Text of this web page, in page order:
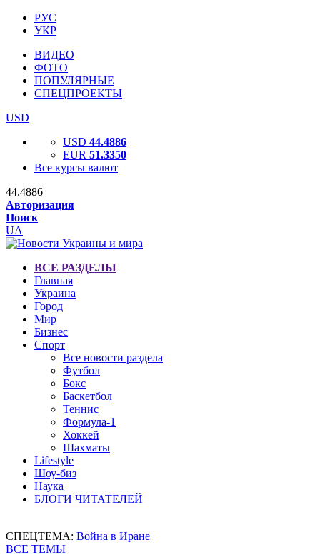
РУС
УКР
ВИДЕО
ФОТО
ПОПУЛЯРНЫЕ
СПЕЦПРОЕКТЫ
USD
USD 44.4886
EUR 51.3350
Все курсы валют
44.4886
Авторизация
Поиск
UA
ВСЕ РАЗДЕЛЫ
Главная
Украина
Город
Мир
Бизнес
Спорт
Все новости раздела
Футбол
Бокс
Баскетбол
Теннис
Формула-1
Хоккей
Шахматы
Lifestyle
Шоу-биз
Наука
БЛОГИ ЧИТАТЕЛЕЙ
СПЕЦТЕМА: Война в Иране
ВСЕ ТЕМЫ